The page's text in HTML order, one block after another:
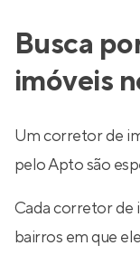
Busca
imóveis
Um corretor de
pelo Apto são
Cada corretor de
bairros em que